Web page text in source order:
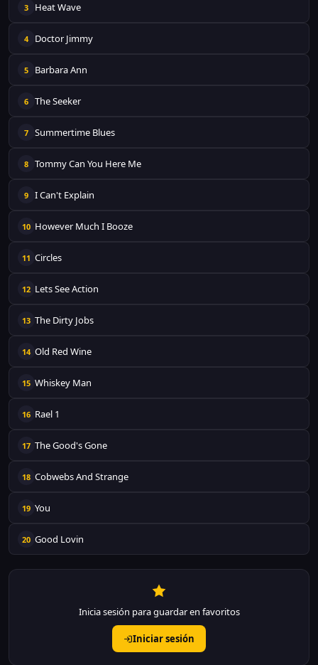
3 Heat Wave
4 Doctor Jimmy
5 Barbara Ann
6 The Seeker
7 Summertime Blues
8 Tommy Can You Here Me
9 I Can't Explain
10 However Much I Booze
11 Circles
12 Lets See Action
13 The Dirty Jobs
14 Old Red Wine
15 Whiskey Man
16 Rael 1
17 The Good's Gone
18 Cobwebs And Strange
19 You
20 Good Lovin
Inicia sesión para guardar en favoritos
Iniciar sesión